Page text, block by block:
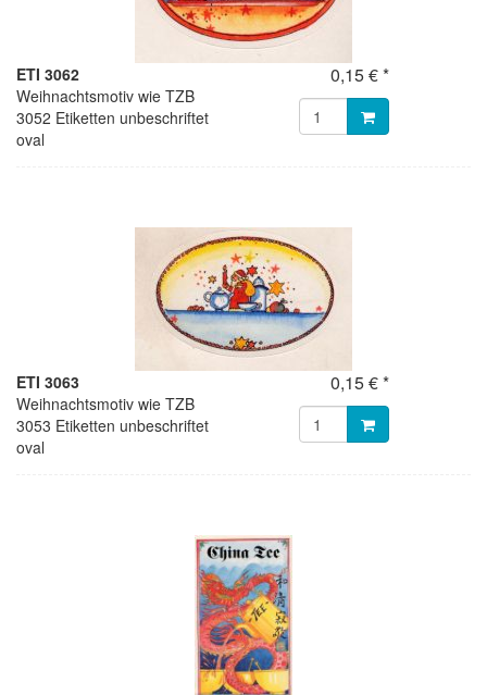
ETI 3062
Weihnachtsmotiv wie TZB
3052 Etiketten unbeschriftet
oval
0,15 € *
ETI 3063
Weihnachtsmotiv wie TZB
3053 Etiketten unbeschriftet
oval
0,15 € *